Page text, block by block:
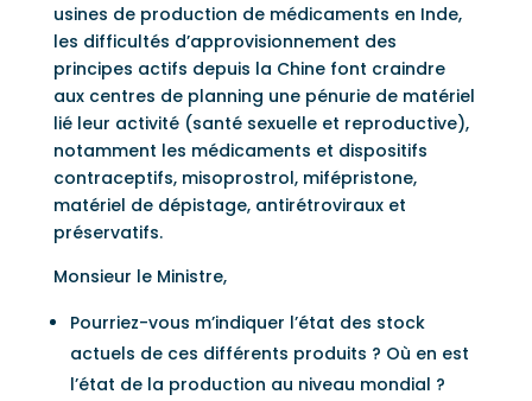
usines de production de médicaments en Inde,
les difficultés d’approvisionnement des
principes actifs depuis la Chine font craindre
aux centres de planning une pénurie de matériel
lié leur activité (santé sexuelle et reproductive),
notamment les médicaments et dispositifs
contraceptifs, misoprostrol, mifépristone,
matériel de dépistage, antirétroviraux et
préservatifs.
Monsieur le Ministre,
Pourriez-vous m’indiquer l’état des stock
actuels de ces différents produits ? Où en est
l’état de la production au niveau mondial ?